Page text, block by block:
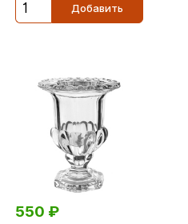
Добавить
550 ₽